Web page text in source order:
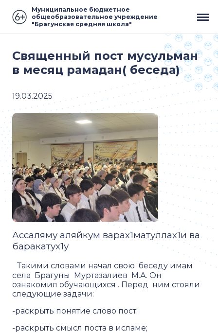
Муниципальное бюджетное
общеобразовательное учреждение
"Брагунская средняя школа"
Священный пост мусульман
в месяц рамадан( беседа)
19.03.2025
Ассаляму аляйкум варах1матуллах1и ва
баракатух1у
Такими словами начал свою беседу имам
села Брагуны Муртазалиев М.А. Он
ознакомил обучающихся . Перед ним стояли
следующие задачи:
-раскрыть понятие слово пост;
-раскрыть смысл поста в исламе;